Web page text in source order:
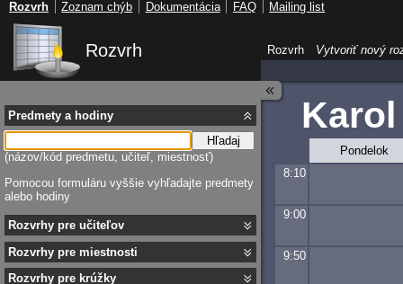
Rozvrh
Pondelok
8:10
9:00
9:50
Predmety a hodiny
Hľadaj
(názov/kód predmetu, učiteľ, miestnosť)
Pomocou formuláru vyššie vyhľadajte predmety
alebo hodiny
Rozvrhy pre učiteľov
Rozvrhy pre miestnosti
Rozvrhy pre krúžky
Rozvrh Vytvoriť nový
Rozvrh Zoznam chýb Dokumentácia FAQ Mailing list